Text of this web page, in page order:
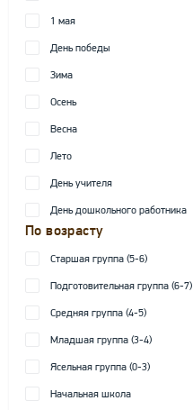
1 мая
День победы
Зима
Осень
Весна
Лето
День учителя
День дошкольного работника
По возрасту
Старшая группа (5-6)
Подготовительная группа (6-7)
Средняя группа (4-5)
Младшая группа (3-4)
Ясельная группа (0-3)
Начальная школа